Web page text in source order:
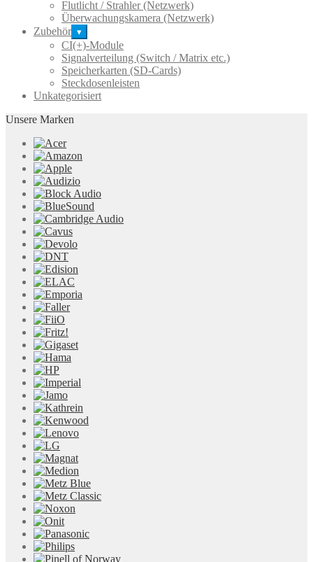
Flutlicht / Strahler (Netzwerk)
Überwachungskamera (Netzwerk)
Zubehör ▾
CI(+)-Module
Signalverteilung (Switch / Matrix etc.)
Speicherkarten (SD-Cards)
Steckdosenleisten
Unkategorisiert
Unsere Marken